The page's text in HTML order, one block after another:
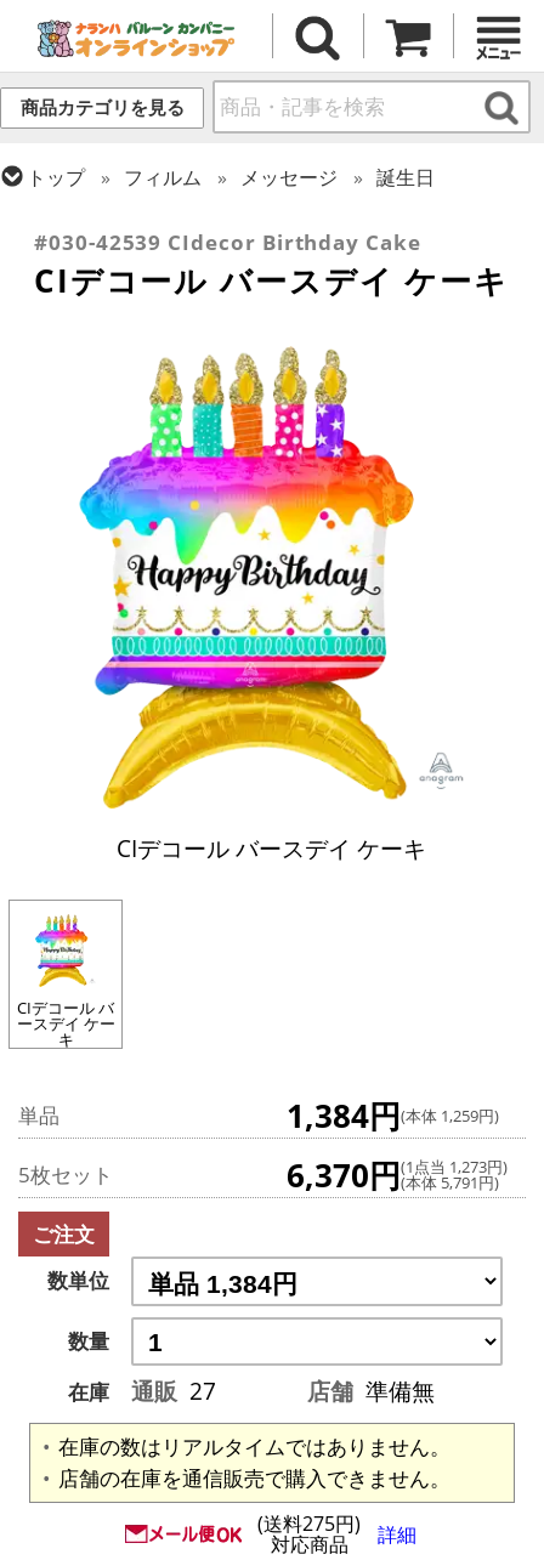
商品カテゴリを見る
トップ フィルム メッセージ
誕生日
エアー・スタンディング(空気自立型) バルーン
#030-42539 CIdecor Birthday Cake
CIデコール バースデイ ケーキ
CIデコール バースデイ ケーキ
CIデコール バ
ースデイ ケー
キ
単品 1,384円(本体 1,259円)
5枚セット 6,370円(1点当 1,273円)
(本体 5,791円)
ご注文
数単位
数量
在庫
通販 27 店舗 準備無
在庫の数はリアルタイムではありません。
店舗の在庫を通信販売で購入できません。
(送料275円)
対応商品 詳細